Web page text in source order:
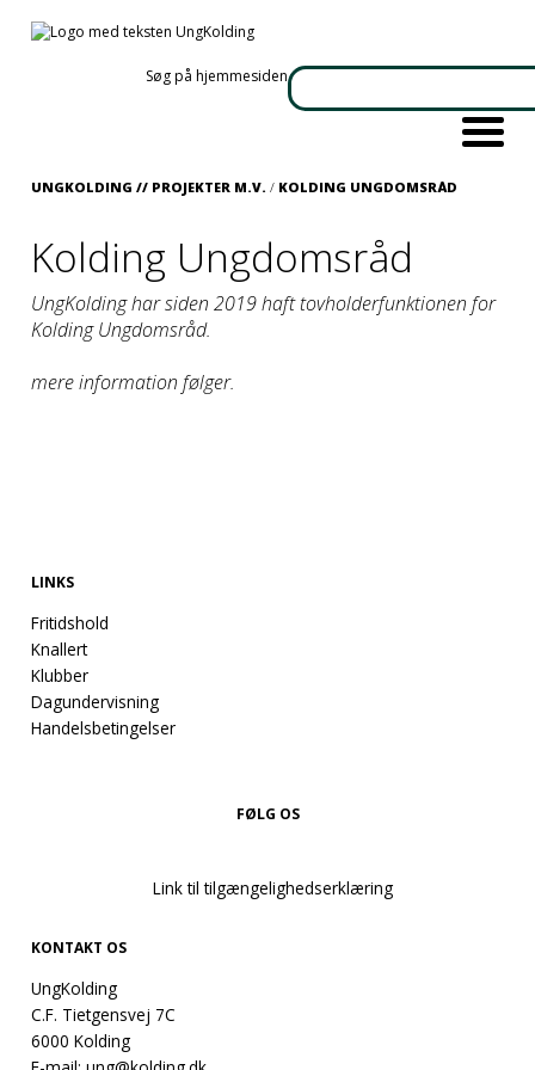
Søg på hjemmesiden
UNGKOLDING // PROJEKTER M.V. / KOLDING UNGDOMSRÅD
Kolding Ungdomsråd
UngKolding har siden 2019 haft tovholderfunktionen for
Kolding Ungdomsråd.
mere information følger.
LINKS
Fritidshold
Knallert
Klubber
Dagundervisning
Handelsbetingelser
FØLG OS
Link til tilgængelighedserklæring
KONTAKT OS
UngKolding
C.F. Tietgensvej 7C
6000 Kolding